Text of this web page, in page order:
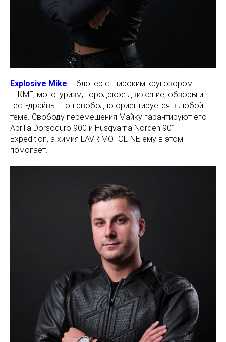
Explosive Mike – блогер с широким кругозором.
ШКМГ, мототуризм, городское движение, обзоры и
тест-драйвы – он свободно ориентируется в любой
теме. Свободу перемещения Майку гарантируют его
Aprilia Dorsoduro 900 и Husqvarna Norden 901
Expedition, а химия LAVR MOTOLINE ему в этом
помогает.